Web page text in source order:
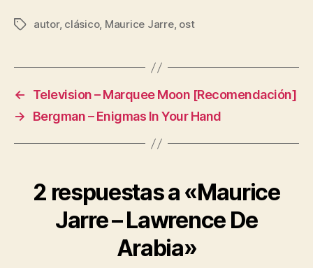
Etiquetas
autor, clásico, Maurice Jarre, ost
←
Television – Marquee Moon [Recomendación]
→
Bergman – Enigmas In Your Hand
2 respuestas a «Maurice
Jarre – Lawrence De
Arabia»